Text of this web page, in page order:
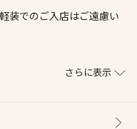
装でのご入店はご遠慮い
さらに表示